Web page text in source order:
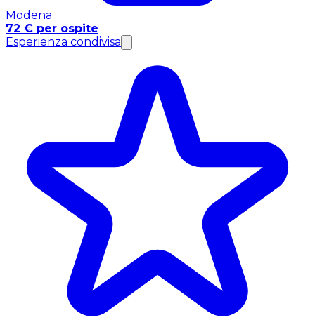
Modena
72 € per ospite
Esperienza condivisa